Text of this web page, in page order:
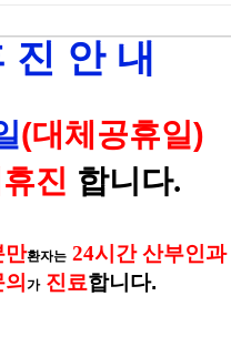
진 안 내
(대체공휴일)
진 합니다.
만환자는 24시간 산부인과
가 진료합니다.